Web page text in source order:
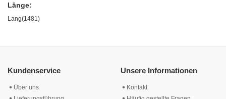
Länge:
Lang(1481)
Kundenservice
Über uns
Unsere Informationen
Kontakt